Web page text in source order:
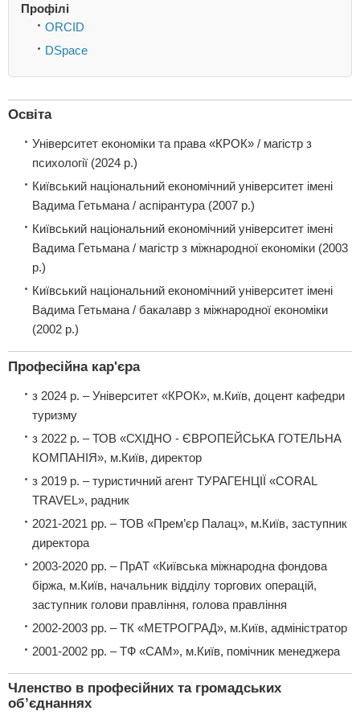
Профілі
ORCID
DSpace
Освіта
Університет економіки та права «КРОК» / магістр з
психології (2024 р.)
Київський національний економічний університет імені
Вадима Гетьмана / аспірантурa (2007 р.)
Київський національний економічний університет імені
Вадима Гетьмана / магістр з міжнародної економіки (2003
р.)
Київський національний економічний університет імені
Вадима Гетьмана / бакалавр з міжнародної економіки
(2002 р.)
Професійна кар'єра
з 2024 р. – Університет «КРОК», м.Київ, доцент кафедри
туризму
з 2022 р. – ТОВ «СХІДНО - ЄВРОПЕЙСЬКА ГОТЕЛЬНА
КОМПАНІЯ», м.Київ, директор
з 2019 р. – туристичний агент ТУРАГЕНЦІЇ «CORAL
TRAVEL», радник
2021-2021 рр. – ТОВ «Прем’єр Палац», м.Київ, заступник
директора
2003-2020 рр. – ПрАТ «Київська міжнародна фондова
біржа, м.Київ, начальник відділу торгових операцій,
заступник голови правління, голова правління
2002-2003 рр. – ТК «МЕТРОГРАД», м.Київ, адміністратор
2001-2002 рр. – ТФ «САМ», м.Київ, помічник менеджера
Членство в професійних та громадських
об’єднаннях